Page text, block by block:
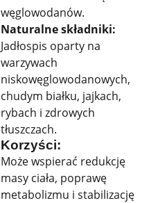
węglowodanów.
Naturalne składniki:
Jadłospis oparty na
warzywach
niskowęglowodanowych,
chudym białku, jajkach,
rybach i zdrowych
tłuszczach.
Korzyści:
Może wspierać redukcję
masy ciała, poprawę
metabolizmu i stabilizację